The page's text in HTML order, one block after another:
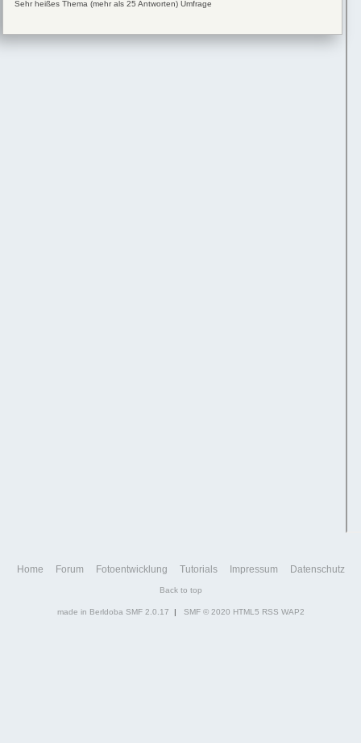
Sehr heißes Thema (mehr als 25 Antworten) Umfrage
Home Forum Fotoentwicklung Tutorials Impressum Datenschutz
Back to top
made in Berldoba SMF 2.0.17 | SMF © 2020 HTML5 RSS WAP2